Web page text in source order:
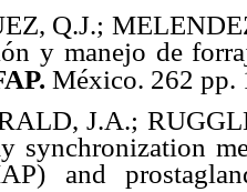
Q.J.;
y manejo de
México. 262 pp.
J.A.;
synchronization
and